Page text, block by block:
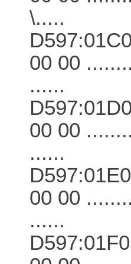
\.....
00 00
......
00 00
......
00 00
......